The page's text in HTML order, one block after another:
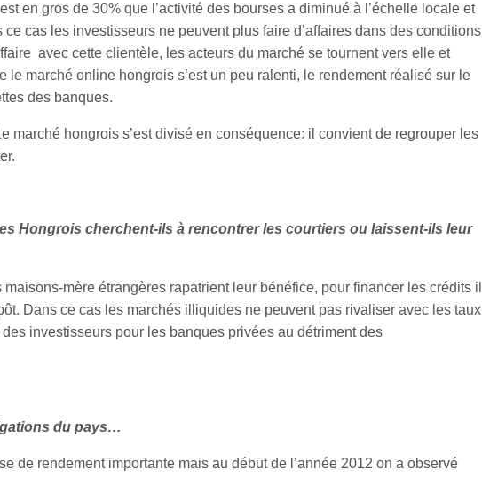
en gros de 30% que l’activité des bourses a diminué à l’échelle locale et
cas les investisseurs ne peuvent plus faire d’affaires dans des conditions
avec cette clientèle, les acteurs du marché se tournent vers elle et
marché online hongrois s’est un peu ralenti, le rendement réalisé sur le
des banques.
marché hongrois s’est divisé en conséquence: il convient de regrouper les
Hongrois cherchent-ils à rencontrer les courtiers ou laissent-ils leur
mère étrangères rapatrient leur bénéfice, pour financer les crédits il
Dans ce cas les marchés illiquides ne peuvent pas rivaliser avec les taux
investisseurs pour les banques privées au détriment des
du pays…
de rendement importante mais au début de l’année 2012 on a observé